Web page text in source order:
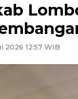
2026 12:57 WIB